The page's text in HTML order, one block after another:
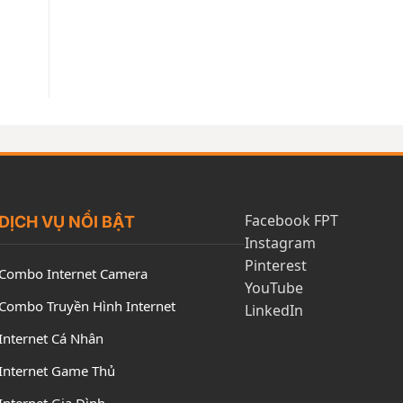
VỤ NỔI BẬT
Internet Camera
Truyền Hình Internet
Cá Nhân
Game Thủ
Facebook FPT
Instagram
Pinterest
YouTube
LinkedIn